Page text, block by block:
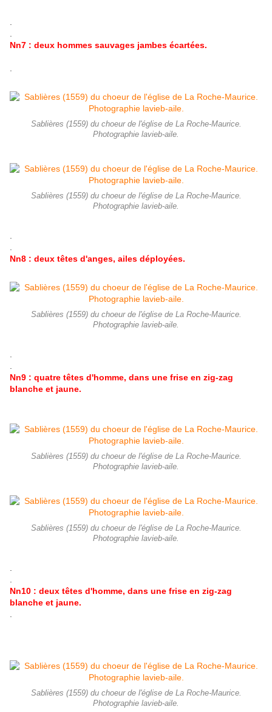
.
.
Nn7 : deux hommes sauvages jambes écartées.
.
Sablières (1559) du choeur de l'église de La Roche-Maurice.
Photographie lavieb-aile.
Sablières (1559) du choeur de l'église de La Roche-Maurice.
Photographie lavieb-aile.
.
.
Nn8 : deux têtes d'anges, ailes déployées.
Sablières (1559) du choeur de l'église de La Roche-Maurice.
Photographie lavieb-aile.
.
.
Nn9 : quatre têtes d'homme, dans une frise en zig-zag
blanche et jaune.
Sablières (1559) du choeur de l'église de La Roche-Maurice.
Photographie lavieb-aile.
Sablières (1559) du choeur de l'église de La Roche-Maurice.
Photographie lavieb-aile.
.
.
Nn10 : deux têtes d'homme, dans une frise en zig-zag
blanche et jaune.
.
Sablières (1559) du choeur de l'église de La Roche-Maurice.
Photographie lavieb-aile.